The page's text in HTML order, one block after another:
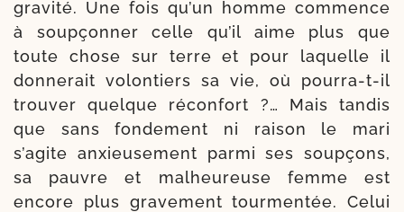
gra­vi­té. Une fois qu’un homme com­mence
à soup­çon­ner celle qu’il aime plus que
toute chose sur terre et pour laquelle il
don­ne­rait volon­tiers sa vie, où pourra-​t-​il
trou­ver quelque récon­fort ?… Mais tan­dis
que sans fon­de­ment ni rai­son le mari
s’agite anxieu­se­ment par­mi ses soup­çons,
sa pauvre et mal­heu­reuse femme est
encore plus grave­ment tour­men­tée. Celui